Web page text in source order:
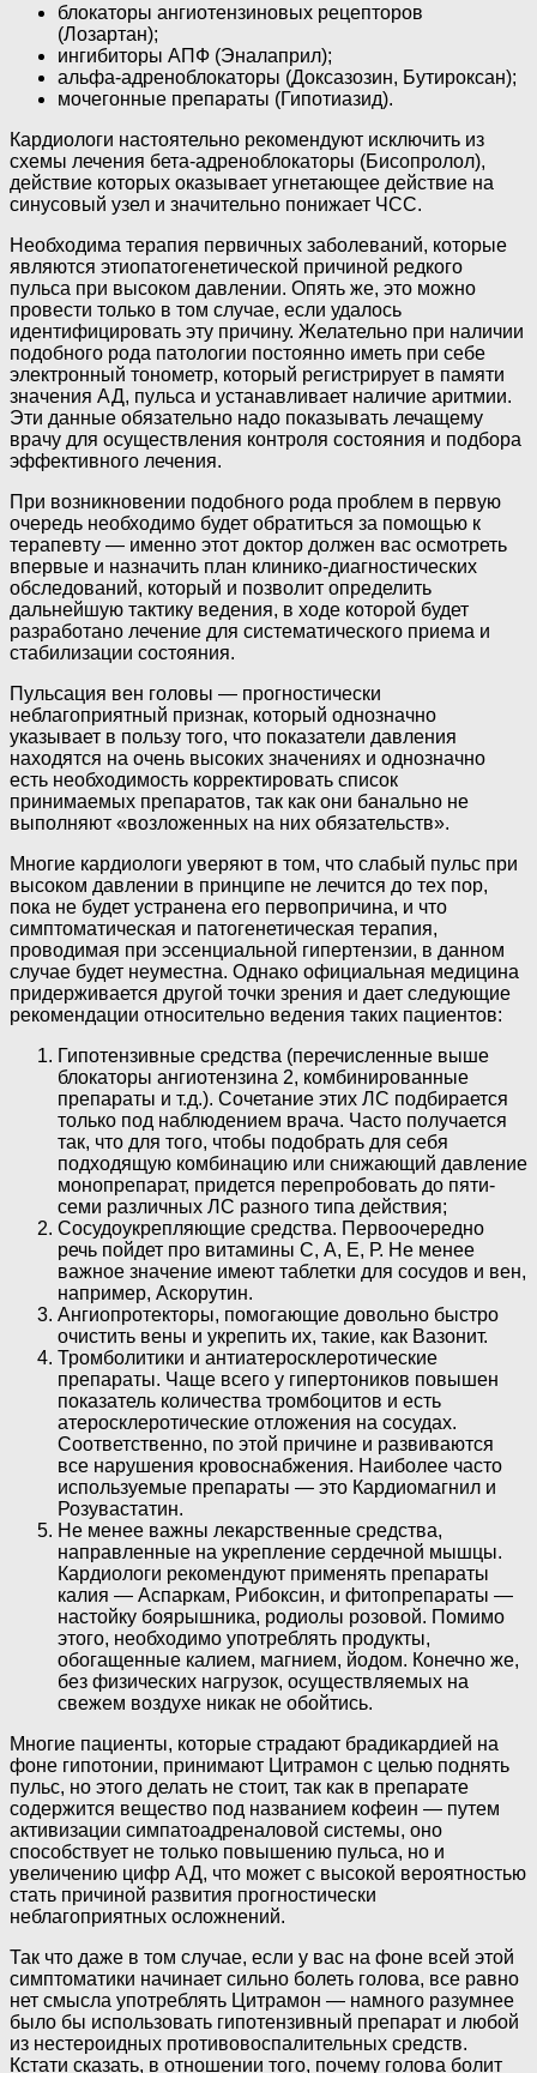
блокаторы ангиотензиновых рецепторов
(Лозартан);
ингибиторы АПФ (Эналаприл);
альфа-адреноблокаторы (Доксазозин, Бутироксан);
мочегонные препараты (Гипотиазид).
Кардиологи настоятельно рекомендуют исключить из
схемы лечения бета-адреноблокаторы (Бисопролол),
действие которых оказывает угнетающее действие на
синусовый узел и значительно понижает ЧСС.
Необходима терапия первичных заболеваний, которые
являются этиопатогенетической причиной редкого
пульса при высоком давлении. Опять же, это можно
провести только в том случае, если удалось
идентифицировать эту причину. Желательно при наличии
подобного рода патологии постоянно иметь при себе
электронный тонометр, который регистрирует в памяти
значения АД, пульса и устанавливает наличие аритмии.
Эти данные обязательно надо показывать лечащему
врачу для осуществления контроля состояния и подбора
эффективного лечения.
При возникновении подобного рода проблем в первую
очередь необходимо будет обратиться за помощью к
терапевту — именно этот доктор должен вас осмотреть
впервые и назначить план клинико-диагностических
обследований, который и позволит определить
дальнейшую тактику ведения, в ходе которой будет
разработано лечение для систематического приема и
стабилизации состояния.
Пульсация вен головы — прогностически
неблагоприятный признак, который однозначно
указывает в пользу того, что показатели давления
находятся на очень высоких значениях и однозначно
есть необходимость корректировать список
принимаемых препаратов, так как они банально не
выполняют «возложенных на них обязательств».
Многие кардиологи уверяют в том, что слабый пульс при
высоком давлении в принципе не лечится до тех пор,
пока не будет устранена его первопричина, и что
симптоматическая и патогенетическая терапия,
проводимая при эссенциальной гипертензии, в данном
случае будет неуместна. Однако официальная медицина
придерживается другой точки зрения и дает следующие
рекомендации относительно ведения таких пациентов:
Гипотензивные средства (перечисленные выше
блокаторы ангиотензина 2, комбинированные
препараты и т.д.). Сочетание этих ЛС подбирается
только под наблюдением врача. Часто получается
так, что для того, чтобы подобрать для себя
подходящую комбинацию или снижающий давление
монопрепарат, придется перепробовать до пяти-
семи различных ЛС разного типа действия;
Сосудоукрепляющие средства. Первоочередно
речь пойдет про витамины С, А, Е, Р. Не менее
важное значение имеют таблетки для сосудов и вен,
например, Аскорутин.
Ангиопротекторы, помогающие довольно быстро
очистить вены и укрепить их, такие, как Вазонит.
Тромболитики и антиатеросклеротические
препараты. Чаще всего у гипертоников повышен
показатель количества тромбоцитов и есть
атеросклеротические отложения на сосудах.
Соответственно, по этой причине и развиваются
все нарушения кровоснабжения. Наиболее часто
используемые препараты — это Кардиомагнил и
Розувастатин.
Не менее важны лекарственные средства,
направленные на укрепление сердечной мышцы.
Кардиологи рекомендуют применять препараты
калия — Аспаркам, Рибоксин, и фитопрепараты —
настойку боярышника, родиолы розовой. Помимо
этого, необходимо употреблять продукты,
обогащенные калием, магнием, йодом. Конечно же,
без физических нагрузок, осуществляемых на
свежем воздухе никак не обойтись.
Многие пациенты, которые страдают брадикардией на
фоне гипотонии, принимают Цитрамон с целью поднять
пульс, но этого делать не стоит, так как в препарате
содержится вещество под названием кофеин — путем
активизации симпатоадреналовой системы, оно
способствует не только повышению пульса, но и
увеличению цифр АД, что может с высокой вероятностью
стать причиной развития прогностически
неблагоприятных осложнений.
Так что даже в том случае, если у вас на фоне всей этой
симптоматики начинает сильно болеть голова, все равно
нет смысла употреблять Цитрамон — намного разумнее
было бы использовать гипотензивный препарат и любой
из нестероидных противовоспалительных средств.
Кстати сказать, в отношении того, почему голова болит